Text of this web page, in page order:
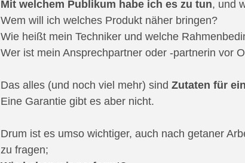
Mit welchem Publikum habe ich es zu tun, und
Wem will ich welches Produkt näher bringen?
Wie heißt mein Techniker und welche
Wer ist mein Ansprechpartner oder -partnerin vor
Das alles (und noch viel mehr) sind Zutaten für
Eine Garantie gibt es aber nicht.
Drum ist es umso wichtiger, auch nach getaner
zu fragen;